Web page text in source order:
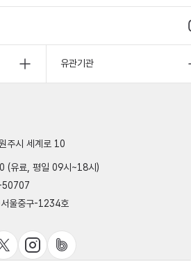
유관기관
주시 세계로 10
유료, 평일 09시~18시)
울중구-1234호